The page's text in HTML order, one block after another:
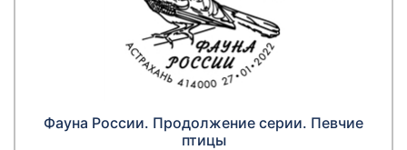
Фауна России. Продолжение серии. Певчие
птицы